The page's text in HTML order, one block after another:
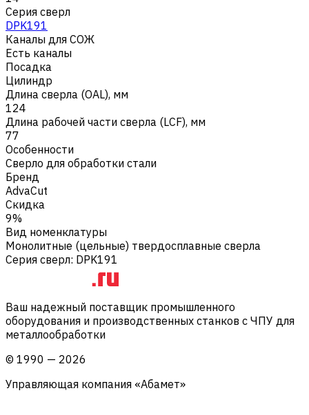
Серия сверл
DPK191
Каналы для СОЖ
Есть каналы
Посадка
Цилиндр
Длина сверла (OAL), мм
124
Длина рабочей части сверла (LCF), мм
77
Особенности
Сверло для обработки стали
Бренд
AdvaCut
Скидка
9%
Вид номенклатуры
Монолитные (цельные) твердосплавные сверла
Серия сверл: DPK191
Ваш надежный поставщик промышленного
оборудования и производственных станков с ЧПУ для
металлообработки
© 1990 — 2026
Управляющая компания «Абамет»